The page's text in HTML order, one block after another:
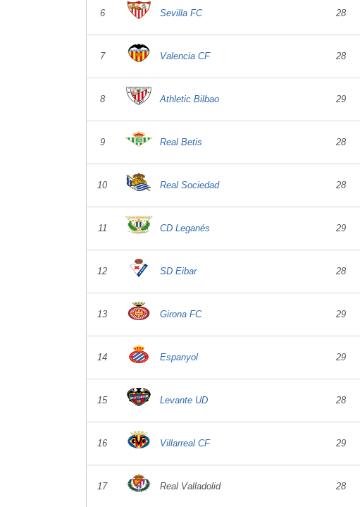
6 Sevilla FC 28
7 Valencia CF 28
8 Athletic Bilbao 29
9 Real Betis 28
10 Real Sociedad 28
11 CD Leganés 29
12 SD Eibar 28
13 Girona FC 29
14 Espanyol 29
15 Levante UD 28
16 Villarreal CF 29
17 Real Valladolid 28